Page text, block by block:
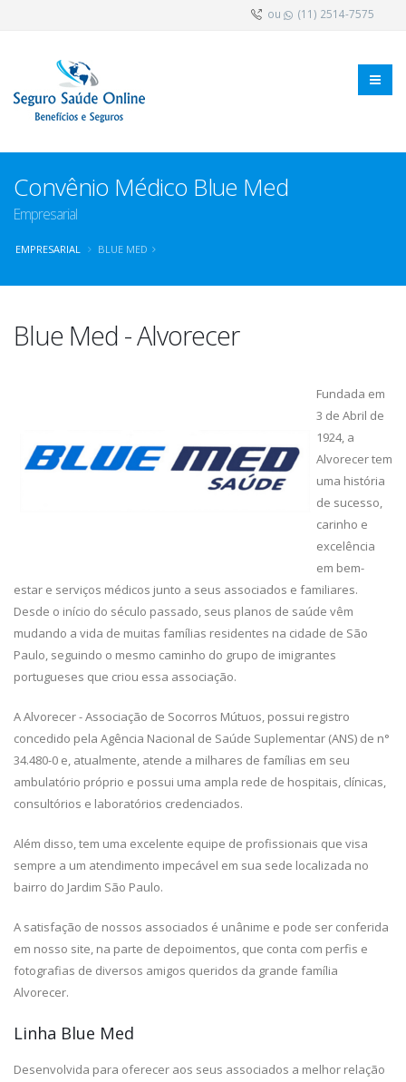
ou (11) 2514-7575
Convênio Médico Blue Med
Empresarial
EMPRESARIAL BLUE MED
Blue Med - Alvorecer
Fundada em
3 de Abril de
1924, a
Alvorecer tem
uma história
de sucesso,
carinho e
excelência
em bem-
estar e serviços médicos junto a seus associados e familiares.
Desde o início do século passado, seus planos de saúde vêm
mudando a vida de muitas famílias residentes na cidade de São
Paulo, seguindo o mesmo caminho do grupo de imigrantes
portugueses que criou essa associação.
A Alvorecer - Associação de Socorros Mútuos, possui registro
concedido pela Agência Nacional de Saúde Suplementar (ANS) de n°
34.480-0 e, atualmente, atende a milhares de famílias em seu
ambulatório próprio e possui uma ampla rede de hospitais, clínicas,
consultórios e laboratórios credenciados.
Além disso, tem uma excelente equipe de profissionais que visa
sempre a um atendimento impecável em sua sede localizada no
bairro do Jardim São Paulo.
A satisfação de nossos associados é unânime e pode ser conferida
em nosso site, na parte de depoimentos, que conta com perfis e
fotografias de diversos amigos queridos da grande família
Alvorecer.
Linha Blue Med
Desenvolvida para oferecer aos seus associados a melhor relação